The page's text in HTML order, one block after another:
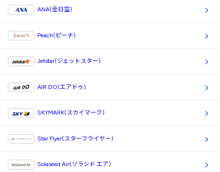
ANA(全日空)
Peach(ピーチ)
Jetstar(ジェットスター)
AIR DO(エアドゥ)
SKYMARK(スカイマーク)
Star Flyer(スターフライヤー)
Solaseed Air(ソラシド エア)